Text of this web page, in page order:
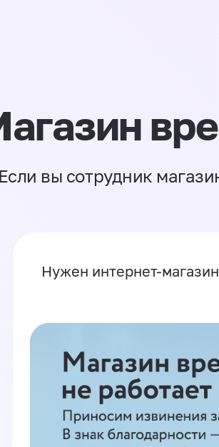
Если вы сотрудник
Нужен интернет-